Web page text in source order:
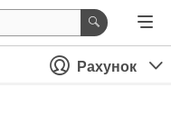
Рахунок